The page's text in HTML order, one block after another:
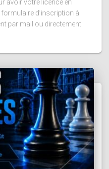
avoir votre licence en
d’inscription à
par mail ou directement